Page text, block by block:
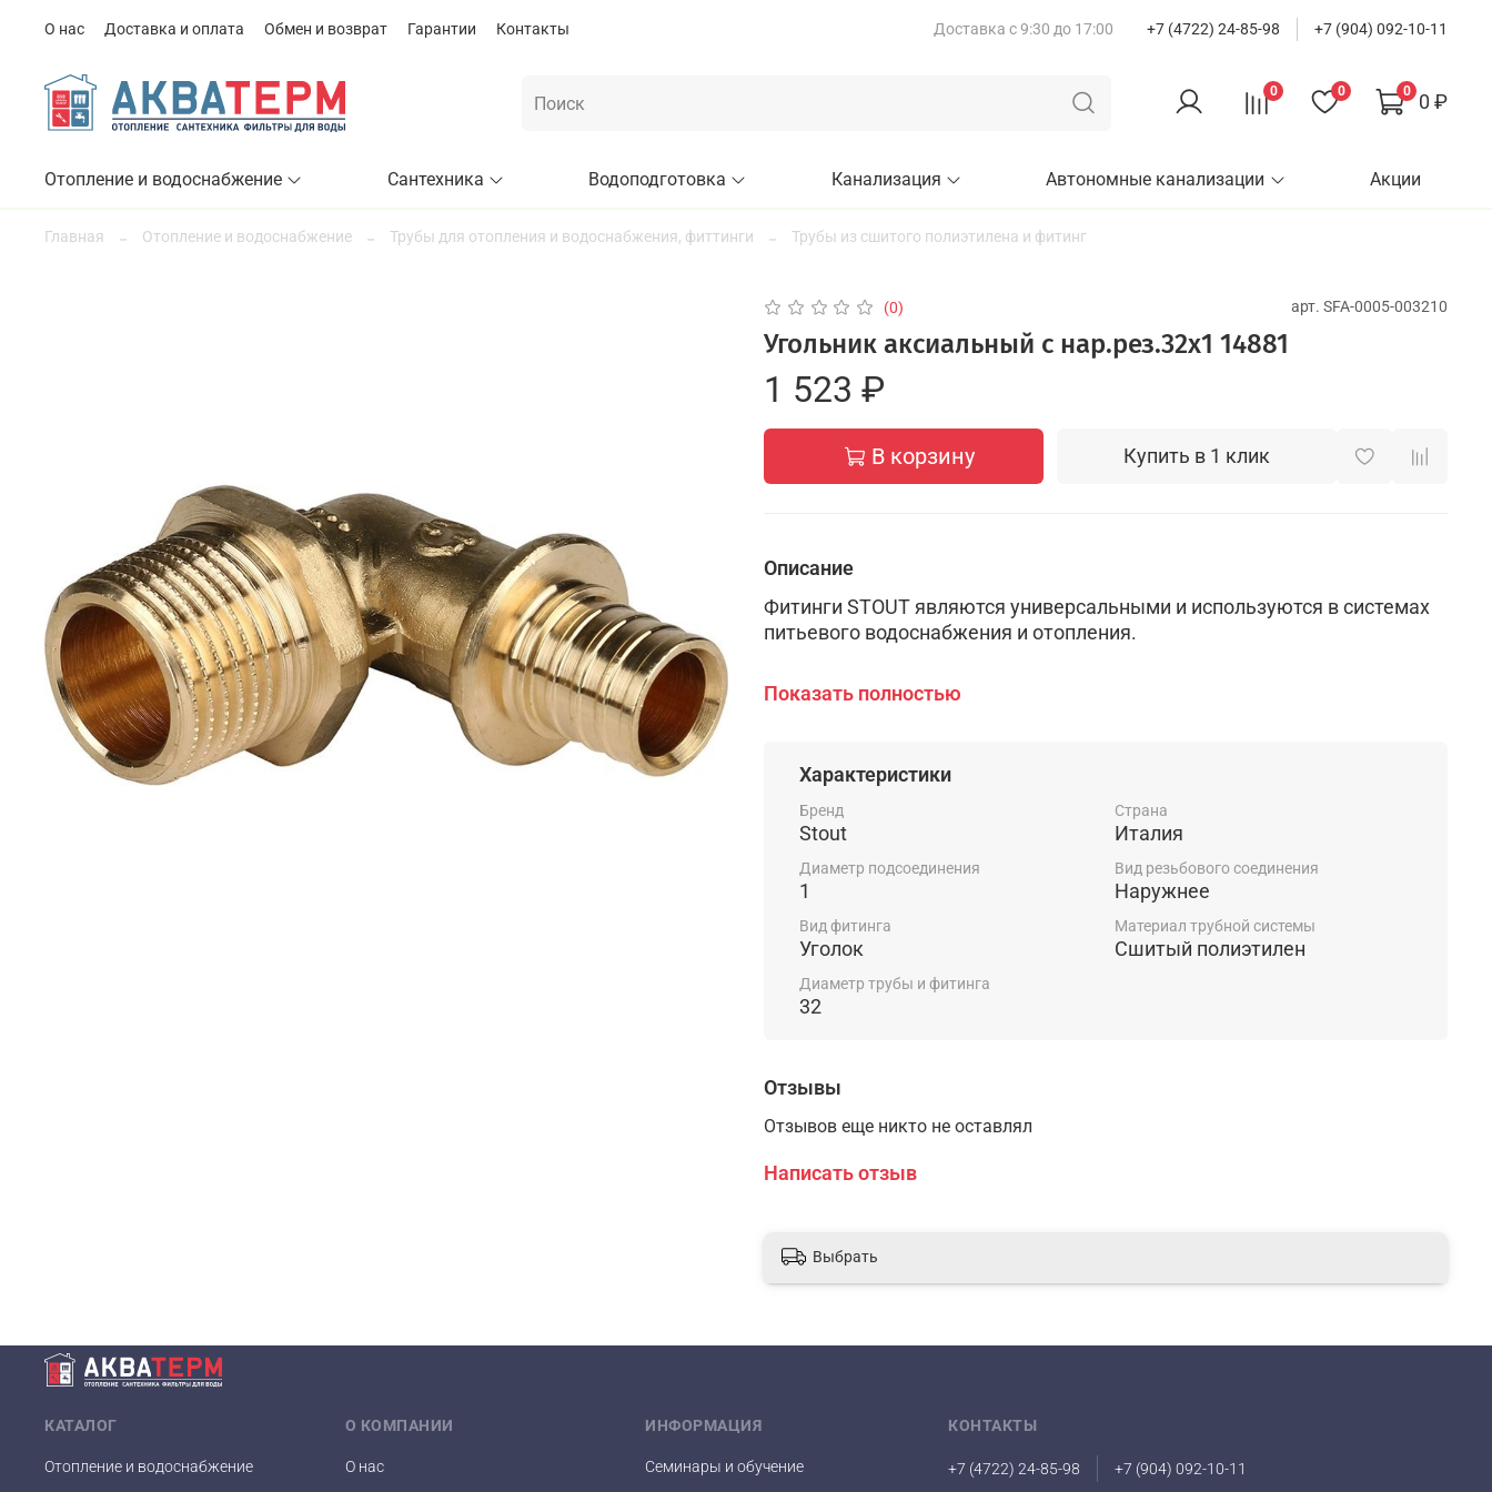
О нас Доставка и оплата Обмен и возврат Гарантии Контакты Доставка с 9:30 до 17:00 +7 (4722) 24-85-98 +7 (904) 092-10-11
0 0 0 0 ₽
Отопление и водоснабжение Сантехника Водоподготовка Канализация Автономные канализации Акции
Главная Отопление и водоснабжение Трубы для отопления и водоснабжения, фиттинги Трубы из сшитого полиэтилена и фитинг
(0) арт. SFA-0005-003210
Угольник аксиальный с нар.рез.32х1 14881
1 523 ₽
В корзину Купить в 1 клик
Описание
Фитинги STOUT являются универсальными и используются в системах
питьевого водоснабжения и отопления.
EN 12165 (- CW617N - CuZn40Pb2:ЛС 59-1 Латунь водопроводная).
системы любой сложности.
Фитинги STOUT обеспечивают повышенную надёжность соединений
системы, потому что имеют полный упорный буртик.
Показать полностью
Характеристики
Бренд
Stout
Страна
Италия
Диаметр подсоединения
1
Вид резьбового соединения
Наружнее
Вид фитинга
Уголок
Материал трубной системы
Сшитый полиэтилен
Диаметр трубы и фитинга
32
Отзывы
Отзывов еще никто не оставлял
Написать отзыв
Выбрать
КАТАЛОГ
Отопление и водоснабжение
О КОМПАНИИ
О нас
ИНФОРМАЦИЯ
Семинары и обучение
КОНТАКТЫ
+7 (4722) 24-85-98 +7 (904) 092-10-11